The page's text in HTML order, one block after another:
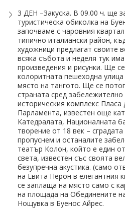
3 ДЕН –Закуска. В 09.00 ч. ще
туристическа обиколка на
започваме с чаровния
типично италиански район,
художници предлагат своите
всяка събота и неделя тук
произведения и рисунки. Ще
колоритната пешеходна
място на тангото. Ще се
страната сред забележително
историческия комплекс
Парламента, известен още
Катедралата, Националната
творение от 18 век –
пропуснем и останалите
театър Колон, който е един
света, известен със своята
безупречна акустика. (само
на Евита Перон в елегантния
се заплаща на място само с
на площада на Обединените
Нощувка в Буенос Айрес.